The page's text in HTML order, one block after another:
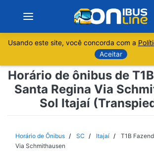
Sobre
Minas Gerais
Usando este site, você concorda com a
Aceitar
Horário de ônibus de
Santa Regina Via
Sol Itajaí
Horário de Ônibus SC Itajaí
T1B
Via Schmithausen